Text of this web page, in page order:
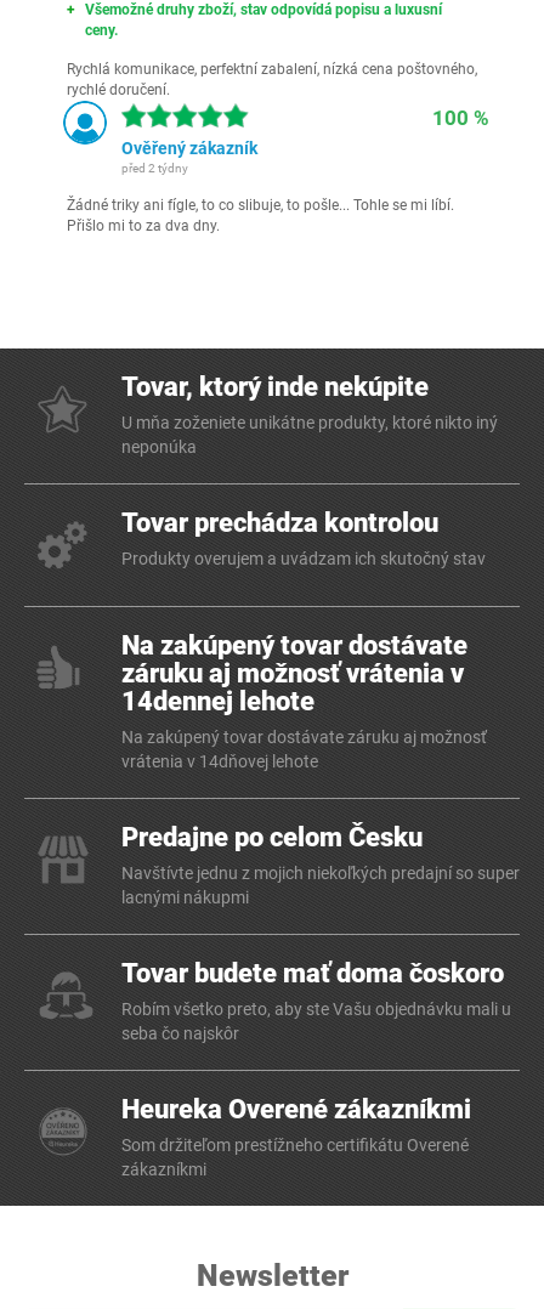
Všemožné druhy zboží, stav odpovídá popisu a luxusní
ceny.
Rychlá komunikace, perfektní zabalení, nízká cena poštovného,
rychlé doručení.
100 %
Ověřený zákazník
před 2 týdny
Žádné triky ani fígle, to co slibuje, to pošle... Tohle se mi líbí.
Přišlo mi to za dva dny.
Tovar, ktorý inde nekúpite
U mňa zoženiete unikátne produkty, ktoré nikto iný
neponúka
Tovar prechádza kontrolou
Produkty overujem a uvádzam ich skutočný stav
Na zakúpený tovar dostávate
záruku aj možnosť vrátenia v
14dennej lehote
Na zakúpený tovar dostávate záruku aj možnosť
vrátenia v 14dňovej lehote
Predajne po celom Česku
Navštívte jednu z mojich niekoľkých predajní so super
lacnými nákupmi
Tovar budete mať doma čoskoro
Robím všetko preto, aby ste Vašu objednávku mali u
seba čo najskôr
Heureka Overené zákazníkmi
Som držiteľom prestížneho certifikátu Overené
zákazníkmi
Newsletter